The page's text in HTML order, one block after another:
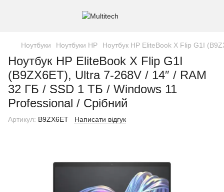
Ноутбуки Ноутбуки HP Ноутбук HP EliteBook X Flip G1I
Ноутбук HP EliteBook X Flip G1I
(B9ZX6ET), Ultra 7-268V / 14″ / RAM
32 ГБ / SSD 1 ТБ / Windows 11
Professional / Срібний
Артикул: B9ZX6ET Написати відгук